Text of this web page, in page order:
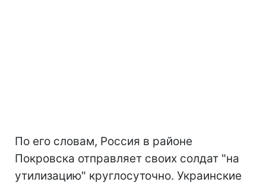
По его словам, Россия в районе
Покровска отправляет своих солдат "на
утилизацию" круглосуточно. Украинские